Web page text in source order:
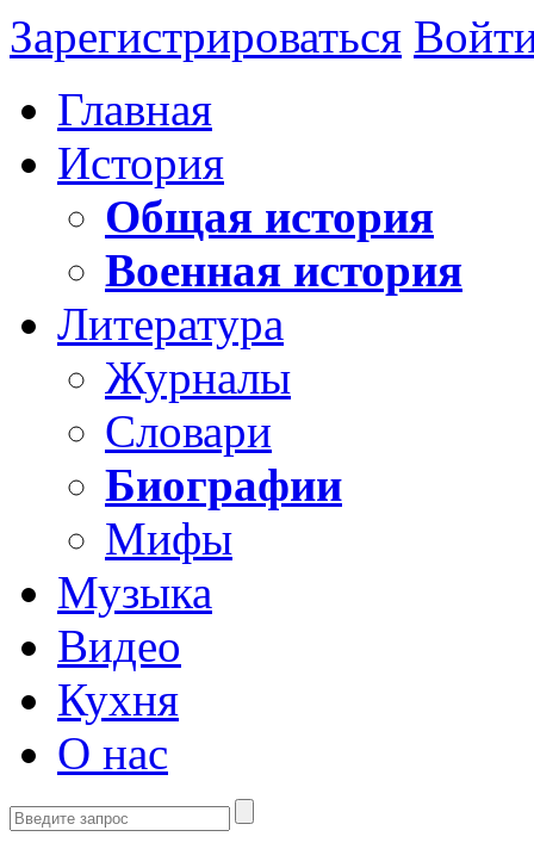
Зарегистрироваться
Главная
История
Общая история
Военная история
Литература
Журналы
Словари
Биографии
Мифы
Музыка
Видео
Кухня
О нас